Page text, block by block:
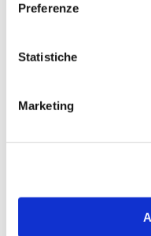
Preferenze
Statistiche
Marketing
operano in
Gestione